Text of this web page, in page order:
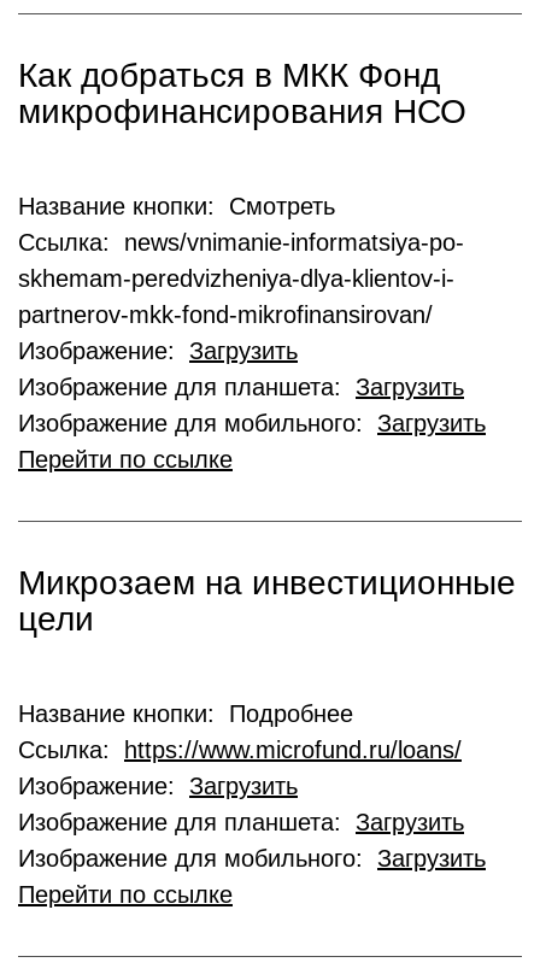
Как добраться в МКК Фонд
микрофинансирования НСО
Название кнопки: Смотреть
Ссылка: news/vnimanie-informatsiya-po-
skhemam-peredvizheniya-dlya-klientov-i-
partnerov-mkk-fond-mikrofinansirovan/
Изображение: Загрузить
Изображение для планшета: Загрузить
Изображение для мобильного: Загрузить
Перейти по ссылке
Микрозаем на инвестиционные
цели
Название кнопки: Подробнее
Ссылка:
https://www.microfund.ru/loans/
Изображение: Загрузить
Изображение для планшета: Загрузить
Изображение для мобильного: Загрузить
Перейти по ссылке